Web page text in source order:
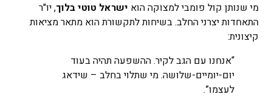
מי שנותן קול פומבי למצוקה הוא ישראל טוטי בלוך, יו"ר
התאחדות יצרני החלב. בשיחות לתקשורת הוא מתאר מציאות
קיצונית:
“אנחנו עם הגב לקיר. ההשפעה תהיה בעוד
יום-יומיים-שלושה. מי שתלוי בחלב – שידאג
לעצמו”.